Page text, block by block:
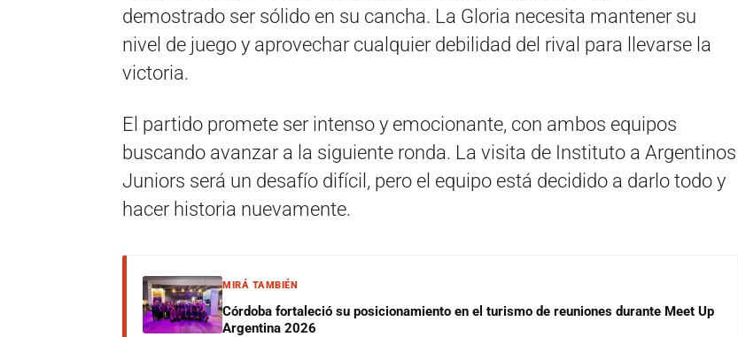
demostrado ser sólido en su cancha. La Gloria necesita mantener su
nivel de juego y aprovechar cualquier debilidad del rival para llevarse la
victoria.
El partido promete ser intenso y emocionante, con ambos equipos
buscando avanzar a la siguiente ronda. La visita de Instituto a Argentinos
Juniors será un desafío difícil, pero el equipo está decidido a darlo todo y
hacer historia nuevamente.
MIRÁ TAMBIÉN
Córdoba fortaleció su posicionamiento en el turismo de reuniones durante Meet Up
Argentina 2026